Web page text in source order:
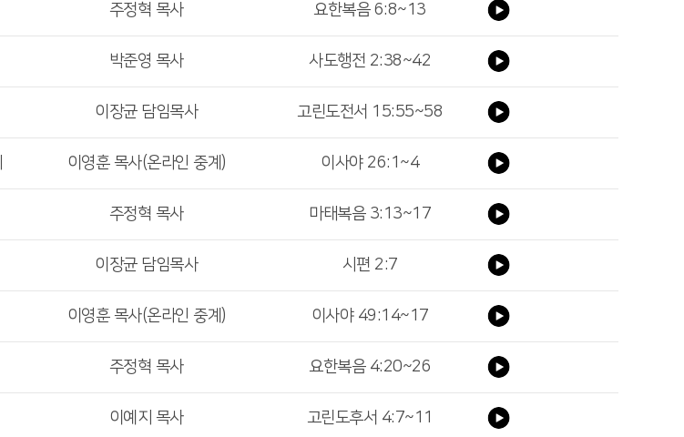
주정혁 목사 요한복음 6:8~13
박준영 목사 사도행전 2:38~42
이장균 담임목사 고린도전서 15:55~58
이영훈 목사(온라인 중계) 이사야 26:1~4
주정혁 목사 마태복음 3:13~17
이장균 담임목사 시편 2:7
이영훈 목사(온라인 중계) 이사야 49:14~17
주정혁 목사 요한복음 4:20~26
이예지 목사 고린도후서 4:7~11